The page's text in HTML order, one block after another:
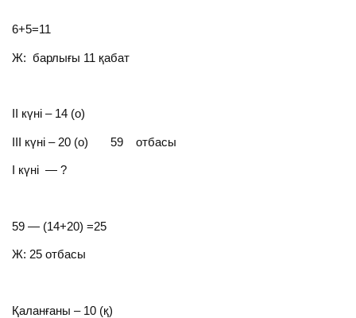
6+5=11
Ж: барлығы 11 қабат
ІІ күні – 14 (о)
ІІІ күні – 20 (о) 59 отбасы
І күні — ?
59 — (14+20) =25
Ж: 25 отбасы
Қаланғаны – 10 (қ)